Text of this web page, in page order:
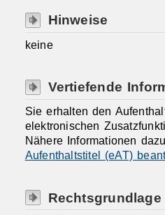
Hinweise
keine
Vertiefende
Sie erhalten den
elektronischen
Nähere Informationen
Aufenthaltstitel (eAT)
Rechtsgrundlage